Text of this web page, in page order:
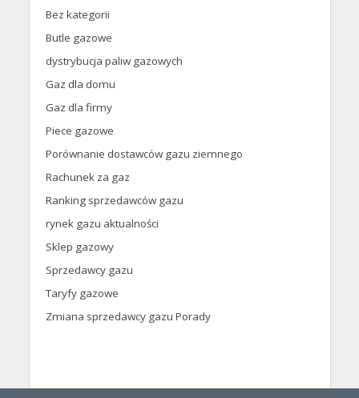
Bez kategorii
Butle gazowe
dystrybucja paliw gazowych
Gaz dla domu
Gaz dla firmy
Piece gazowe
Porównanie dostawców gazu ziemnego
Rachunek za gaz
Ranking sprzedawców gazu
rynek gazu aktualności
Sklep gazowy
Sprzedawcy gazu
Taryfy gazowe
Zmiana sprzedawcy gazu Porady